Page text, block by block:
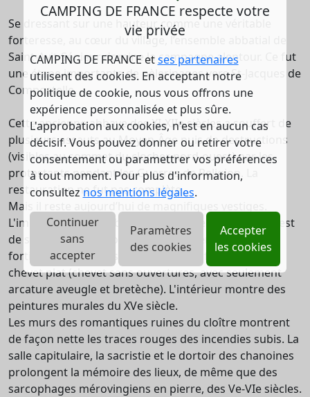
CAMPING DE FRANCE respecte votre
vie privée
CAMPING DE FRANCE etses partenaires
utilisent des cookies. En acceptant notre
politique de cookie, nous vous offrons une
expérience personnalisée et plus sûre.
L'approbation aux cookies, n'est en aucun cas
décisif. Vous pouvez donner ou retirer votre
consentement ou paramettrer vos préférences
à tout moment. Pour plus d'information,
consultez nos mentions légales.
Continuer
sans
accepter
Paramètres
des cookies
Accepter
les cookies
Se dressant sur une hauteur comme une véritable
forteresse, au cœur du village, l’ensemble abbatial de
Saint-Avit-Sénieur domine la campagne alentour. Ce fut
une étape importante de pèlerinages vers St-Jacques de
Compostelle.
Cette ancienne abbaye des XI-XIIe siècles a souffert de
plusieurs assauts au Moyen-Âge puis de destructions
(visibles au sommet du clocher nord-ouest) par les
protestants pendant les Guerres de Religion. La
restauration ne fut pas complète.
Mais il reste aujourd’hui de magnifiques vestiges.
L'imposante église abbatiale, largement conservée, est
de style purement roman extrêmement sobre et
fortifiée, avec défenses présentes en façade et au
chevet plat (chevet sans ouvertures, avec seulement
arcature aveugle et bretèche). L'intérieur montre des
peintures murales du XVe siècle.
Les murs des romantiques ruines du cloître montrent
de façon nette les traces rouges des incendies subis. La
salle capitulaire, la sacristie et le dortoir des chanoines
prolongent la mémoire des lieux, de même que des
sarcophages mérovingiens en pierre, des Ve-VIe siècles.